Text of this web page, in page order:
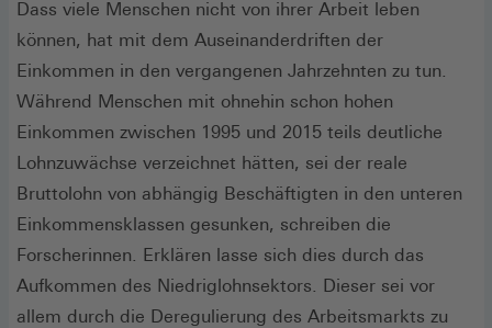
Dass viele Menschen nicht von ihrer Arbeit leben
können, hat mit dem Auseinanderdriften der
Einkommen in den vergangenen Jahrzehnten zu tun.
Während Menschen mit ohnehin schon hohen
Einkommen zwischen 1995 und 2015 teils deutliche
Lohnzuwächse verzeichnet hätten, sei der reale
Bruttolohn von abhängig Beschäftigten in den unteren
Einkommensklassen gesunken, schreiben die
Forscherinnen. Erklären lasse sich dies durch das
Aufkommen des Niedriglohnsektors. Dieser sei vor
allem durch die Deregulierung des Arbeitsmarkts zu